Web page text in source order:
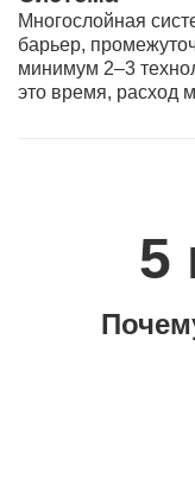
Многослойная
барьер,
минимум 2–3
это время, расход
5